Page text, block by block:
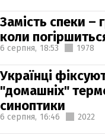
Замість спеки –
коли
6 серпня, 18:53 1978
Українці
"домашніх"
синоптики
6 серпня, 16:46 2022